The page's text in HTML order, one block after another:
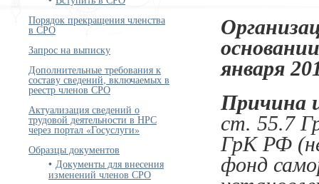
Порядок прекращения членства
в СРО
Запрос на выписку
Дополнительные требования к
составу сведений, включаемых в
реестр членов СРО
Актуализация сведений о
трудовой деятельности в НРС
через портал «Госуслуги»
Образцы документов
Документы для внесения
изменений членов СРО
января
Причина
ст. 55.7
ГрК РФ
фонд